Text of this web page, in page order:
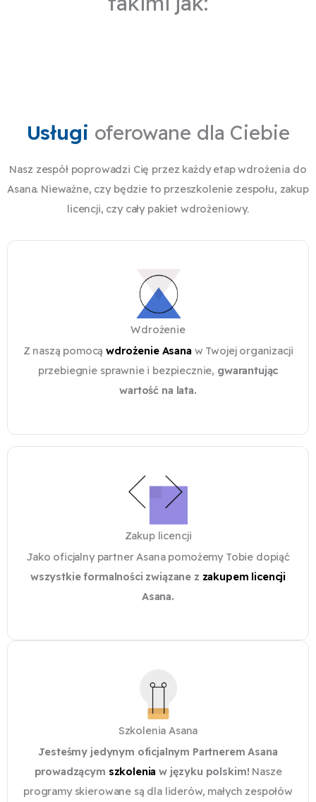
Usługi oferowane dla Ciebie
Nasz zespół poprowadzi Cię przez każdy etap wdrożenia do
Asana. Nieważne, czy będzie to przeszkolenie zespołu, zakup
licencji, czy cały pakiet wdrożeniowy.
Wdrożenie
Z naszą pomocąwdrożenie Asanaw Twojej organizacji
przebiegnie sprawnie i bezpiecznie, gwarantując
wartość na lata.
Zakup licencji
Jako oficjalny partner Asana pomożemy Tobie dopiąć
wszystkie formalności związane z zakupem licencji
Asana.
Szkolenia Asana
Jesteśmy jedynym oficjalnym Partnerem Asana
prowadzącym szkolenia w języku polskim! Nasze
programy skierowane są dla liderów, małych zespołów